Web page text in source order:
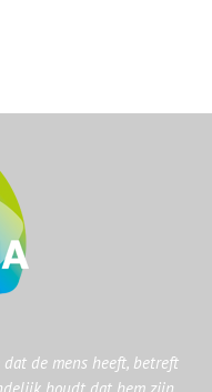
de mens heeft, betreft
houdt dat hem zijn